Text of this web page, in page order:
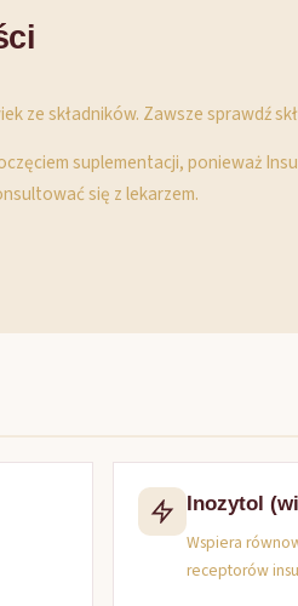
ze składników. Zawsze sprawdź
suplementacji, ponieważ
się z lekarzem.
Inozytol
Wspiera
receptorów